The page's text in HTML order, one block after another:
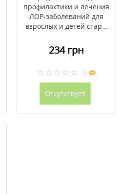
профилактики и лечения
ЛОР-заболеваний для
взрослых и детей стар...
234 грн
0
Отсутствует